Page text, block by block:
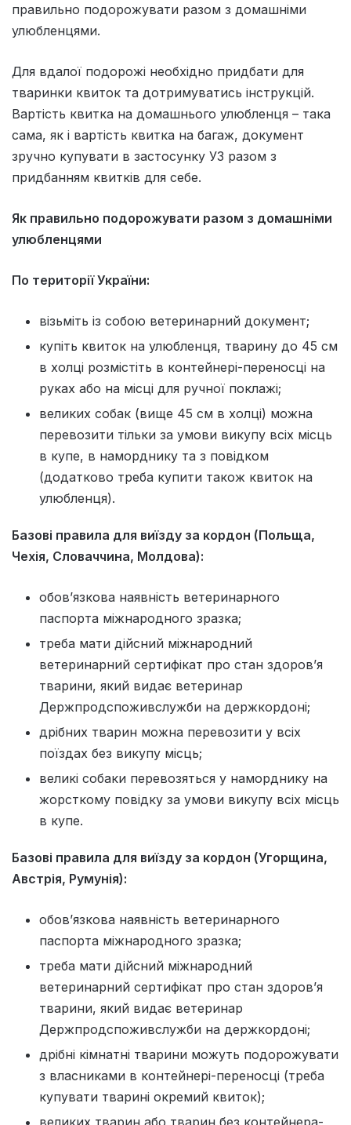
правильно подорожувати разом з домашніми
улюбленцями.
Для вдалої подорожі необхідно придбати для
тваринки квиток та дотримуватись інструкцій.
Вартість квитка на домашнього улюбленця – така
сама, як і вартість квитка на багаж, документ
зручно купувати в застосунку УЗ разом з
придбанням квитків для себе.
Як правильно подорожувати разом з домашніми
улюбленцями
По території України:
візьміть із собою ветеринарний докум­ент;
купіть квиток на улюбленця, тварину до 45 см
в холці розмістіть в контейнері-переносці на
руках або на місці для ручної поклажі;
великих собак (вище 45 см в холці) можна
перевозити тільки за умови викупу всіх місць
в купе, в наморднику та з повідком
(додатково треба купити також квиток на
улюбленця).
Базові правила для виїзду за кордон (Польща,
Чехія, Словаччина, Молдова):
обовʼязкова наявність ветеринарного
паспорта міжнародного зразка;
треба мати дійсний міжнародний
ветеринарний сертифікат про стан здоровʼя
тварини, який видає ветеринар
Держпродспоживслужби на держкордоні;
дрібних тварин можна перевозити у всіх
поїздах без викупу місць;
великі собаки перевозяться у наморднику на
жорсткому повідку за умови викупу всіх місць
в купе.
Базові правила для виїзду за кордон (Угорщина,
Австрія, Румунія):
обовʼязкова наявність ветеринарного
паспорта міжнародного зразка;
треба мати дійсний міжнародний
ветеринарний сертифікат про стан здоровʼя
тварини, який видає ветеринар
Держпродспоживслужби на держкордоні;
дрібні кімнатні тварини можуть подорожувати
з власниками в контейнері-переносці (треба
купувати тварині окремий квиток);